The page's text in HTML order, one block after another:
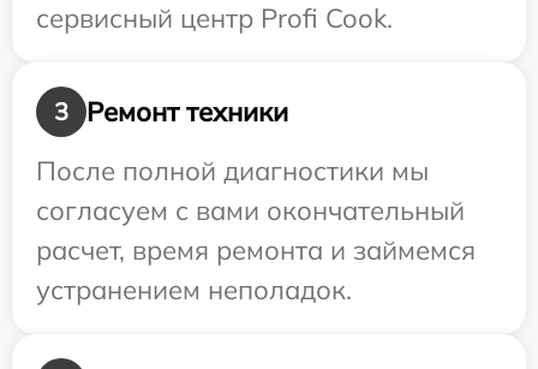
сервисный центр Profi Cook.
3
Ремонт техники
После полной диагностики мы
согласуем с вами окончательный
расчет, время ремонта и займемся
устранением неполадок.